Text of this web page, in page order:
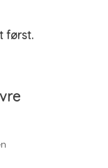
først.